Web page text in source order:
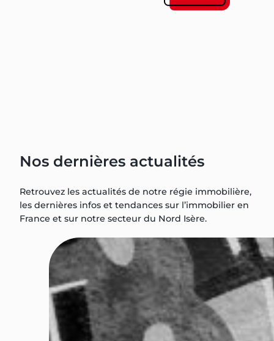
Nos dernières actualités
Retrouvez les actualités de notre régie immobilière,
les dernières infos et tendances sur l’immobilier en
France et sur notre secteur du Nord Isère.